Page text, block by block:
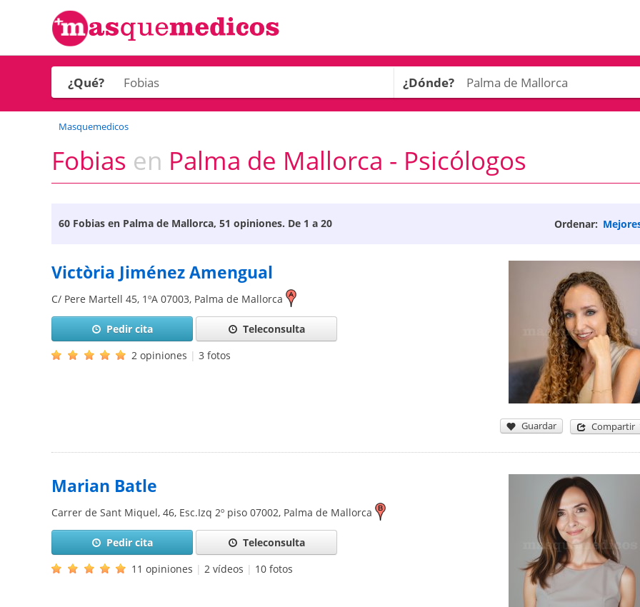
¿Qué? ¿Dónde?
Masquemedicos
Fobias en Palma de Mallorca - Psicólogos
Ordenar:
60 Fobias en Palma de Mallorca, 51 opiniones. De 1 a 20
Victòria Jiménez Amengual
C/ Pere Martell 45, 1ºA 07003, Palma de Mallorca
Pedir cita
Teleconsulta
2 opiniones | 3 fotos
Guardar Compartir
Marian Batle
Carrer de Sant Miquel, 46, Esc.Izq 2º piso 07002, Palma de Mallorca
Pedir cita
Teleconsulta
11 opiniones | 2 vídeos | 10 fotos